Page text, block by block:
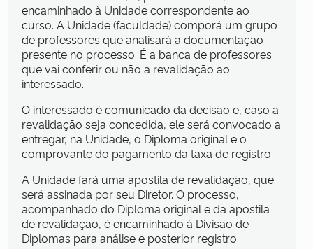
encaminhado à Unidade correspondente ao
curso. A Unidade (faculdade) comporá um grupo
de professores que analisará a documentação
presente no processo. É a banca de professores
que vai conferir ou não a revalidação ao
interessado.
O interessado é comunicado da decisão e, caso a
revalidação seja concedida, ele será convocado a
entregar, na Unidade, o Diploma original e o
comprovante do pagamento da taxa de registro.
A Unidade fará uma apostila de revalidação, que
será assinada por seu Diretor. O processo,
acompanhado do Diploma original e da apostila
de revalidação, é encaminhado à Divisão de
Diplomas para análise e posterior registro.